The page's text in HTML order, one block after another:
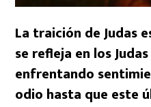
La traición de Judas
se refleja en los
enfrentando
odio hasta que este